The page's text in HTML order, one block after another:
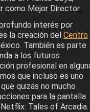
como Mejor Director.
interés por
la creación del Centro
También es parte
a los futuros
profesional en
que incluso es uno
quizás no mucho
para la pantalla
Tales of Arcadia.